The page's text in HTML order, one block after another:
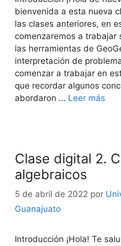
bienvenida a esta nueva
las clases anteriores, en
comenzaremos a trabajar
las herramientas de
interpretación de
comenzar a trabajar en
que recordar algunos
abordaron … Leer más
Clase digital 2.
algebraicos
5 de abril de 2022 por
Guanajuato
Introducción ¡Hola! Te